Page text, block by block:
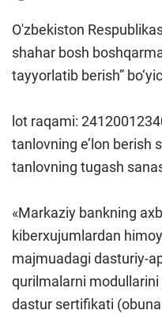
O'zbekiston
shahar bosh
tayyorlatib berish”
lot raqami:
tanlovning e’lon berish
tanlovning tugash
«Markaziy bankning
kiberxujumlardan
majmuadagi dasturiy-
qurilmalarni modullarini
dastur sertifikati